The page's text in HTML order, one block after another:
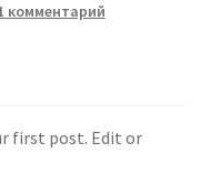
комментарий
first post. Edit or